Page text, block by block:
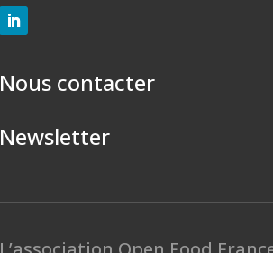
Nous contacter
Newsletter